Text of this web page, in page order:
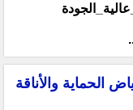
الحماية والأناقة